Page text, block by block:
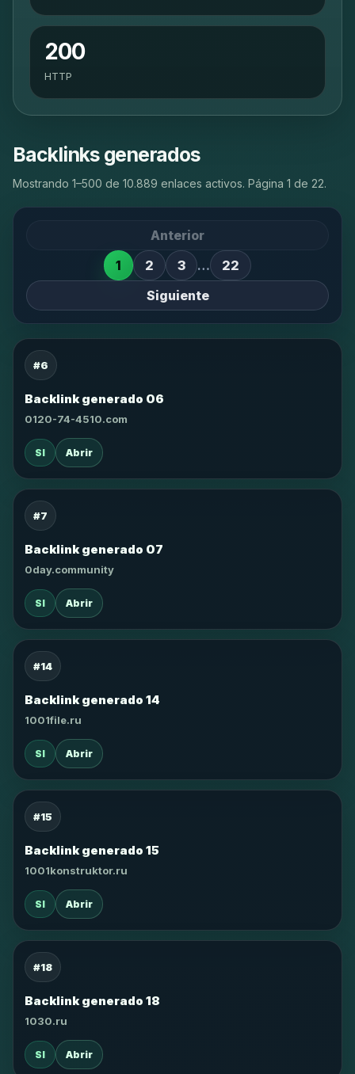
200
HTTP
Backlinks generados
Mostrando 1–500 de 10.889 enlaces activos. Página 1 de 22.
Anterior
1
2 3 …
22
Siguiente
#6
Backlink generado 06
0120-74-4510.com
SI Abrir
#7
Backlink generado 07
0day.community
SI Abrir
#14
Backlink generado 14
1001file.ru
SI Abrir
#15
Backlink generado 15
1001konstruktor.ru
SI Abrir
#18
Backlink generado 18
1030.ru
SI Abrir